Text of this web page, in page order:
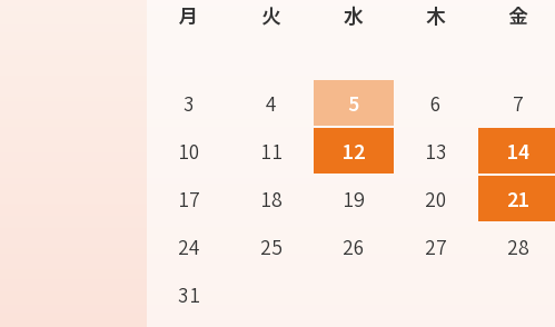
月 火 水 木 金
3
4 5 6 7
10
11 12 13 14
17
18 19 20 21
24
25 26 27 28
31